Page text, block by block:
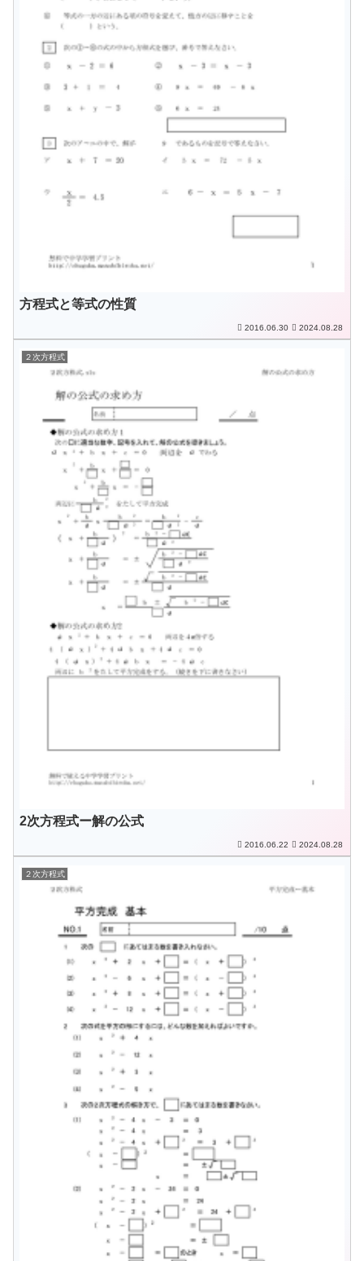
方程式と等式の性質
2016.06.30 2024.08.28
２次方程式
2次方程式ー解の公式
2016.06.22 2024.08.28
２次方程式